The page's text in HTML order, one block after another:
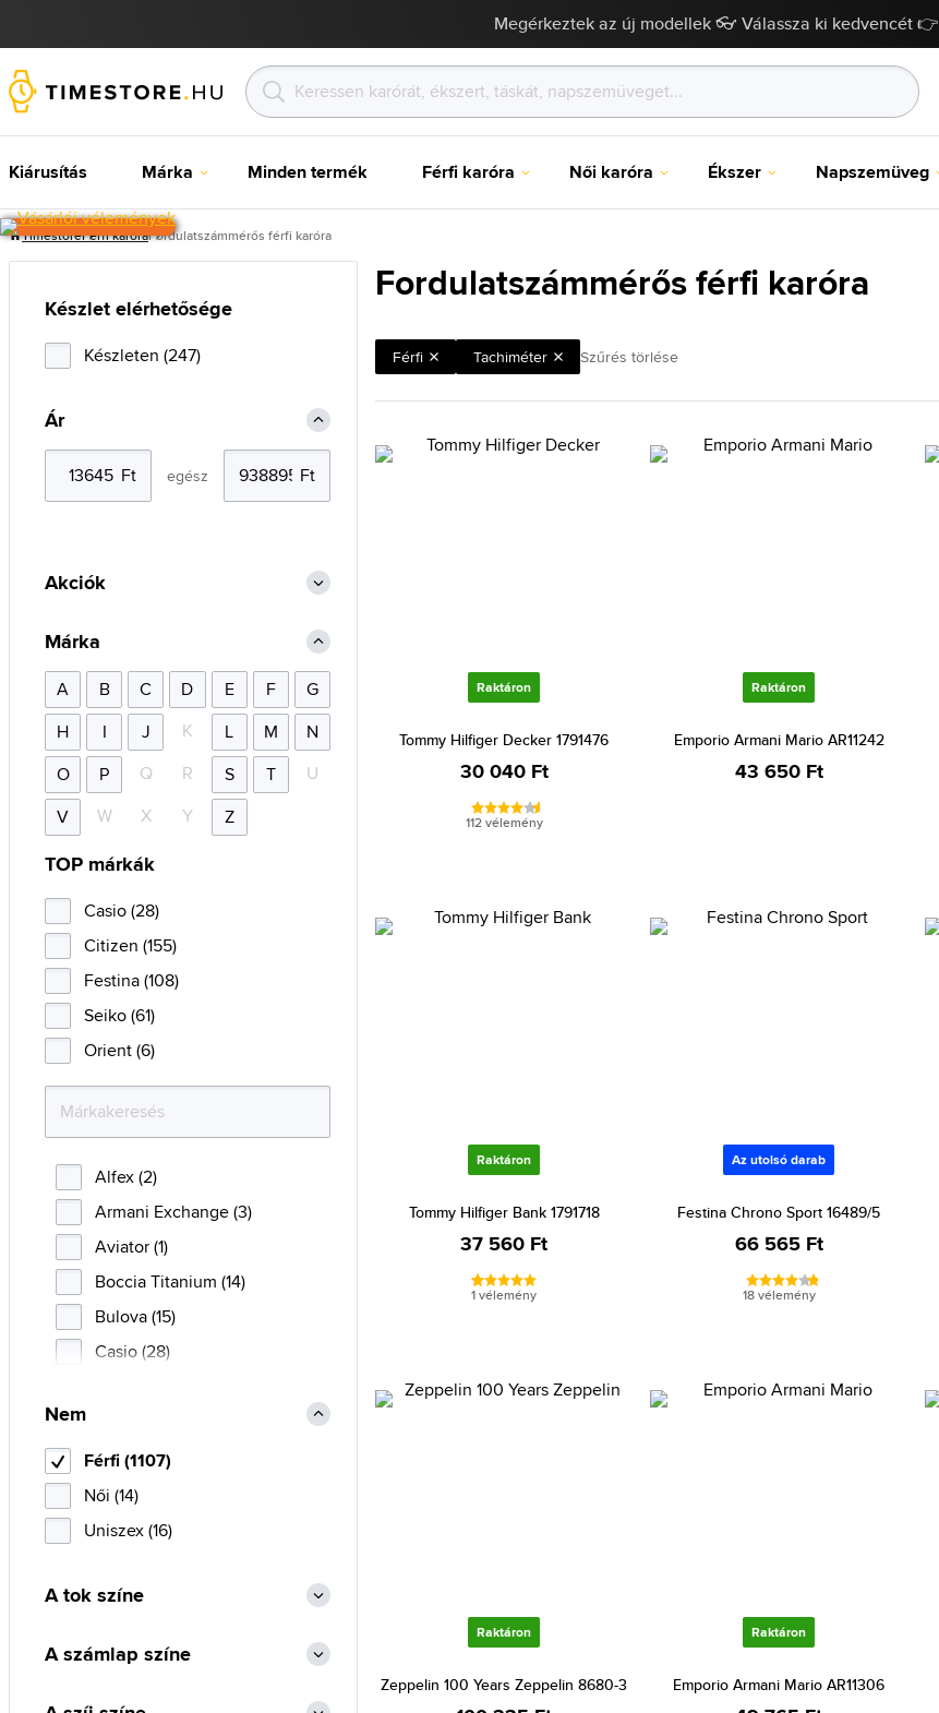
Megérkeztek az új modellek 👓 Válassza ki kedvencét 👉
Kiárusítás Márka Minden termék Férfi karóra Női karóra Ékszer Napszemüveg
TimestoreFérfi karóraFordulatszámmérős férfi karóra
Fordulatszámmérős férfi karóra
Férfi Tachiméter Szűrés törlése
Raktáron
Tommy Hilfiger Decker 1791476
30 040 Ft
112 vélemény
Raktáron
Emporio Armani Mario AR11242
43 650 Ft
Raktáron
Tommy Hilfiger Bank 1791718
37 560 Ft
1 vélemény
Az utolsó darab
Festina Chrono Sport 16489/5
66 565 Ft
18 vélemény
Raktáron
Zeppelin 100 Years Zeppelin 8680-3
Raktáron
Emporio Armani Mario AR11306
Készlet elérhetősége
Készleten (247)
Ár
egész
Akciók
Márka
A B C D E F
G
H
I J K L M
N
O
P Q R S T
U
V
W X Y Z
TOP márkák
Casio (28)
Citizen (155)
Festina (108)
Seiko (61)
Orient (6)
Alfex (2)
Armani Exchange (3)
Aviator (1)
Boccia Titanium (14)
Bulova (15)
Casio (28)
Daniel Klein (2)
Emporio Armani (46)
Festina (108)
Gant (3)
Guess Collection (1)
Heinrichssohn (2)
Nem
Férfi (1107)
Női (14)
Uniszex (16)
A tok színe
A számlap színe